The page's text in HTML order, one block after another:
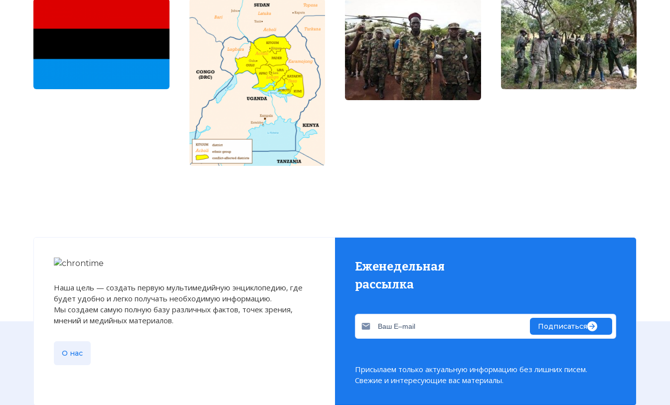
Наша цель — создать первую мультимедийную энциклопедию, где
будет удобно и легко получать необходимую информацию.
Мы создаем самую полную базу различных фактов, точек зрения,
мнений и медийных материалов.
О нас
Еженедельная
рассылка
Подписаться
Присылаем только актуальную информацию без лишних писем.
Свежие и интересующие вас материалы.